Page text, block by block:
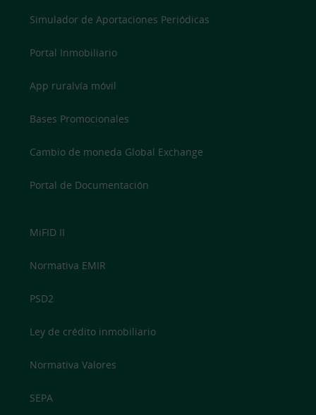
Simulador de Aportaciones Periódicas
Portal Inmobiliario
App ruralvía móvil
Bases Promocionales
Cambio de moneda Global Exchange
Portal de Documentación
MiFID II
Normativa EMIR
PSD2
Ley de crédito inmobiliario
Normativa Valores
SEPA